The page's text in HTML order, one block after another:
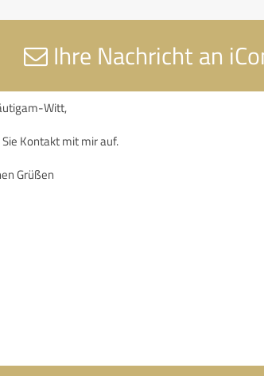
Ihre Nachricht an